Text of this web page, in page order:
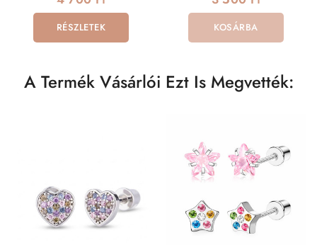
RÉSZLETEK KOSÁRBA
A Termék Vásárlói Ezt Is Megvették: